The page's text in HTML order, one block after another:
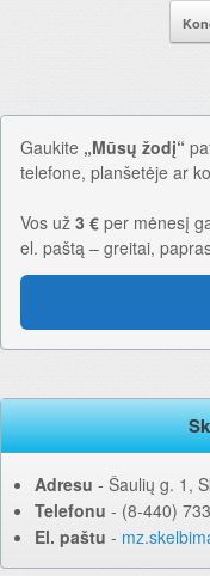
Gaukite „Mūsų žodį“
telefone, planšetėje ar
Vos už 3 € per mėnesį
el. paštą – greitai,
Adresu ‐ Šaulių g. 1,
Telefonu ‐ (8-440)
El. paštu ‐